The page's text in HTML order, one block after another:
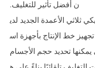
ن أفضل تأثير للتغليف.
ثلاثي الأعمدة الجديد لدي
خط الإنتاج بأجهزة اس
تحديد حجم الأجسام